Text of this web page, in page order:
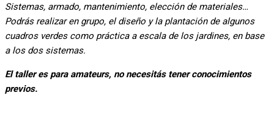
Sistemas, armado, mantenimiento, elección de materiales…
Podrás realizar en grupo, el diseño y la plantación de algunos
cuadros verdes como práctica a escala de los jardines, en base
a los dos sistemas.
El taller es para amateurs, no necesitás tener conocimientos
previos.